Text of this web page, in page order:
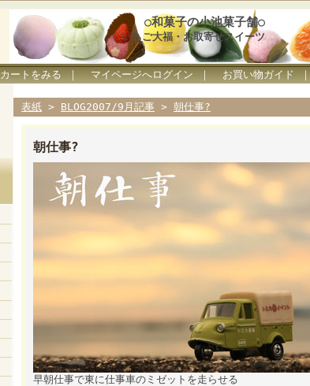
○和菓子の小池菓子舗○
いちご大福・お取寄せスイーツ
カートをみる ｜ マイページへログイン ｜ お買い物ガイド
表紙 > BLOG2007/9月記事 > 朝仕事?
朝仕事?
早朝仕事で東に仕事車のミゼットを走らせる